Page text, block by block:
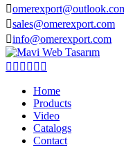
sales@omerexport.com
info@omerexport.com
Home
Products
Video
Catalogs
Contact